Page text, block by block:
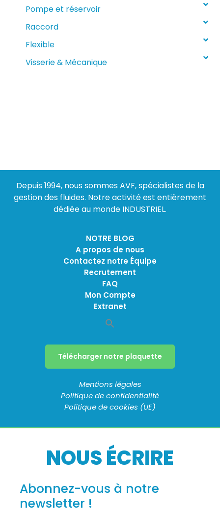
Pompe et réservoir
Raccord
Flexible
Visserie & Mécanique
Depuis 1994, nous sommes AVF, spécialistes de la
gestion des fluides. Notre activité est entièrement
dédiée au monde INDUSTRIEL.
NOTRE BLOG
A propos de nous
Contactez notre Équipe
Recrutement
FAQ
Mon Compte
Extranet
Télécharger notre plaquette
Mentions légales
Politique de confidentialité
Politique de cookies (UE)
NOUS ÉCRIRE
Abonnez-vous à notre
newsletter !